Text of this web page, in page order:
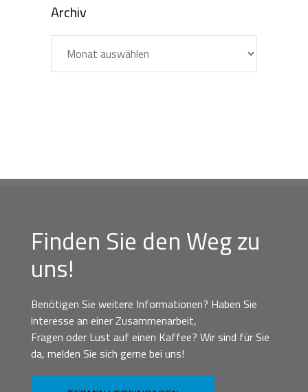
Archiv
Finden Sie den Weg zu
uns!
Benötigen Sie weitere Informationen? Haben Sie
interesse an einer Zusammenarbeit,
Fragen oder Lust auf einen Kaffee? Wir sind für Sie
da, melden Sie sich gerne bei uns!